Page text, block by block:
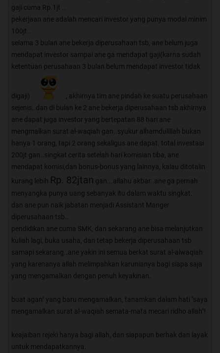
gaji cuma Rp.1jt ..
pekerjaan ane adalah mencari investor yang punya modal minim
100jt..
selama 3 bulan ane bekerja diperusahaan tsb, ane belum juga
mendapat investor sampai ane ga mendapat gaji(karna sudah
ketentuan perusahaan 3 bulan belum mendapat investor tidak
digaji)
, akhirnya tim ane pindah ke suatu perusahaan
sejenis..dan di bulan ke 2 ane bekerja diperusahaan tsb akhirnya
ane dapat juga investor yang bertepatan 88 hari ane
mengmalkan surat al-waqiah gan..syukur alhamdulillah bukan
hanya 1 orang, tapi 2 orang sekaligus ane dapat. total investasi
200jt gan..singkat cerita setelah hari komisian tiba, ane
mendapat komisi,dan bonus-bonus yang lainnya, kalau ditotalin
kurang lebih Rp. 82jtan gan...allahu akbar..ane ga pernah
menyangka punya uang sebanyak itu dalam waktu singkat.
dan ane pun naik jabatan menjadi Assistant Manger
diperusahaan tsb..
pendidikan ane cuma SMK, dan sekarang ane bisa melanjutkan
kuliah lagi, buka usaha, dan tetap bekerja diperusahaan tsb
samapi sekarang..ane yakin ini semua berkat surat al-alwaqiah
yang karenanya allah melimpahkan karunianya bagi siapa saja
yang mengamalkan dengan penuh keyakinan.
buat agan" yang baru mengamalkan, tanamkan dalam hati "saya
mengamalkan surat al-waqiah semata-mata mecari ridho allah"!
keajaiban rejeki hanya bagi allah, dan siapapun berhak dan layak
untuk mendapatkannya.